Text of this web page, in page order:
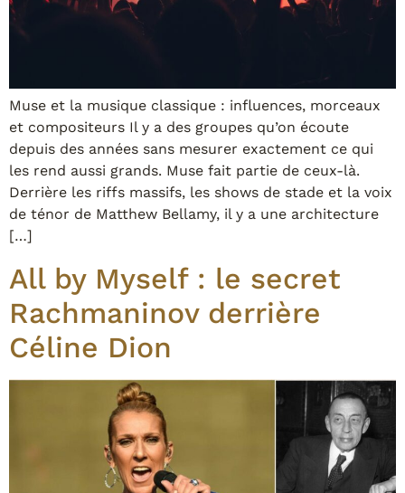
Muse et la musique classique : influences, morceaux
et compositeurs Il y a des groupes qu’on écoute
depuis des années sans mesurer exactement ce qui
les rend aussi grands. Muse fait partie de ceux-là.
Derrière les riffs massifs, les shows de stade et la voix
de ténor de Matthew Bellamy, il y a une architecture
[…]
All by Myself : le secret
Rachmaninov derrière
Céline Dion